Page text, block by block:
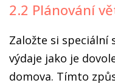
2.2 Plánování
Založte si speciální
výdaje jako je
domova. Tímto